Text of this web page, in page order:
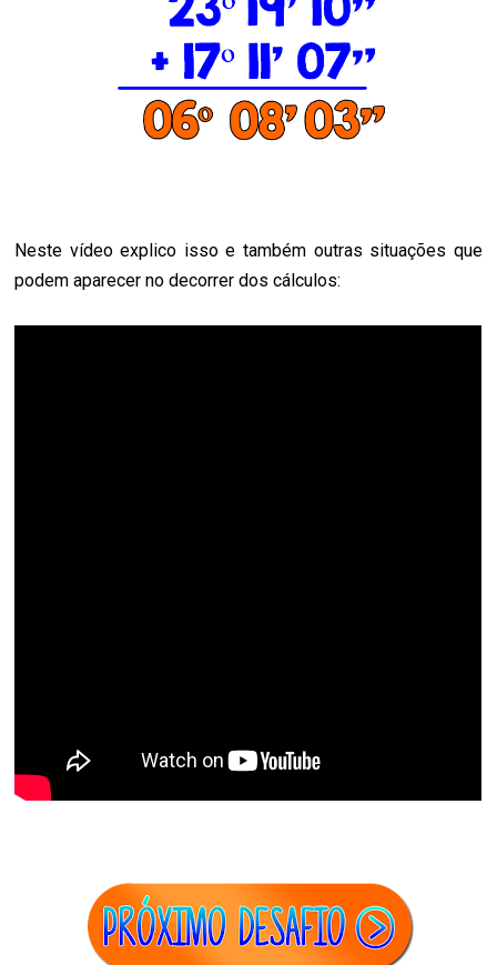
Neste vídeo explico isso e também outras situações que
podem aparecer no decorrer dos cálculos: